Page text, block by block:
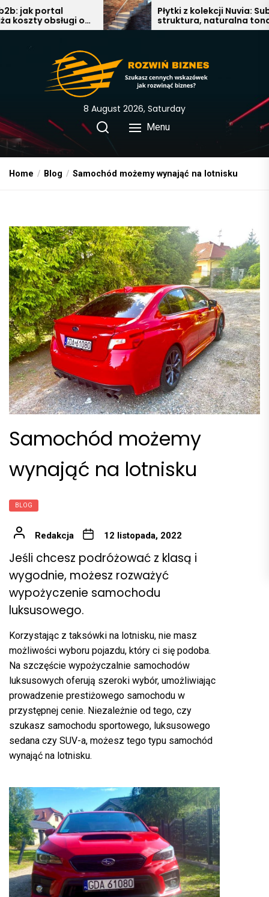
Skip
to
o
Płytki z kolekcji Nuvia: Subtelna
struktura, naturalna tonacja i
nowoczesna elegancja w
8 August 2026, Saturday
Menu
Home Blog Samochód możemy wynająć na lotnisku
Samochód możemy
wynająć na lotnisku
BLOG
Redakcja 12 listopada, 2022
Jeśli chcesz podróżować z klasą i
wygodnie, możesz rozważyć
wypożyczenie samochodu
luksusowego.
Korzystając z taksówki na lotnisku, nie masz
możliwości wyboru pojazdu, który ci się podoba.
Na szczęście wypożyczalnie samochodów
luksusowych oferują szeroki wybór, umożliwiając
prowadzenie prestiżowego samochodu w
przystępnej cenie. Niezależnie od tego, czy
szukasz samochodu sportowego, luksusowego
sedana czy SUV-a, możesz tego typu samochód
wynająć na lotnisku.